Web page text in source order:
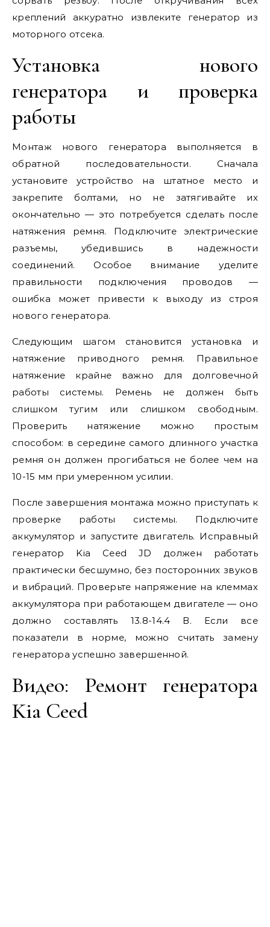
креплений аккуратно извлеките генератор из
моторного отсека.
Установка нового
генератора и проверка
работы
Монтаж нового генератора выполняется в
обратной последовательности. Сначала
установите устройство на штатное место и
закрепите болтами, но не затягивайте их
окончательно — это потребуется сделать после
натяжения ремня. Подключите электрические
разъемы, убедившись в надежности
соединений. Особое внимание уделите
правильности подключения проводов —
ошибка может привести к выходу из строя
нового генератора.
Следующим шагом становится установка и
натяжение приводного ремня. Правильное
натяжение крайне важно для долговечной
работы системы. Ремень не должен быть
слишком тугим или слишком свободным.
Проверить натяжение можно простым
способом: в середине самого длинного участка
ремня он должен прогибаться не более чем на
10-15 мм при умеренном усилии.
После завершения монтажа можно приступать к
проверке работы системы. Подключите
аккумулятор и запустите двигатель. Исправный
генератор Kia Ceed JD должен работать
практически бесшумно, без посторонних звуков
и вибраций. Проверьте напряжение на клеммах
аккумулятора при работающем двигателе — оно
должно составлять 13.8-14.4 В. Если все
показатели в норме, можно считать замену
генератора успешно завершенной.
Видео: Ремонт генератора
Kia Ceed